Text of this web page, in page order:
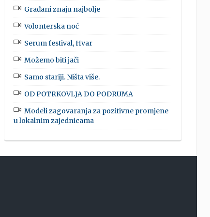
Građani znaju najbolje
Volonterska noć
Serum festival, Hvar
Možemo biti jači
Samo stariji. Ništa više.
OD POTRKOVLJA DO PODRUMA
Modeli zagovaranja za pozitivne promjene
u lokalnim zajednicama